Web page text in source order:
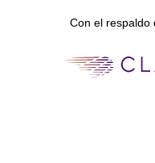
Con el respaldo